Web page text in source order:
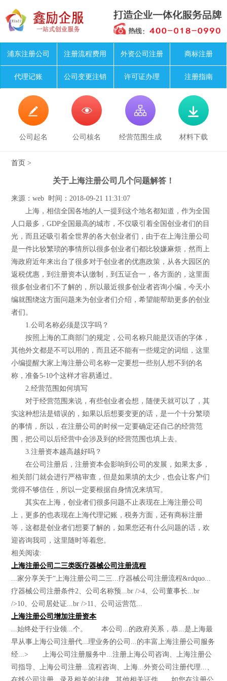
浦东注册公司 注册流程费用 外资公司注册 商标注册
代理记账 公司变更注销 许可证办理 注册指南

公司起名

公司核名

经营范围生成

材料下载
首页 >
关于上海注册公司几个问题解答！
来源：web 时间：2018-09-21 11:31:07
上海，相信全国各地的人一提到这个地名都知道，作为全国
人口最多，GDP全国最高的城市，不仅吸引着全国创业者们的目
光，而且还吸引着全世界的各大创业者们，由于在上海注册公司
是一件比较繁琐的事情所以很多创业者们都比较嫌麻烦，然而上
海政府近年来出台了很多对于创业者的优惠政策，从各大园区的
返税优惠，到注册资本认缴制，到五证合一，各方面的，这里面
很多创业者们不了解的，所以最近很多创业者咨询小编，今天小
编就围绕这方面问题来为创业者们介绍，希望能帮助更多的创业
者们。
1.公司名称必须是汉字吗？
按照上海的工商部门的规定，公司名称只能是汉语的字体，
其他外文都是不可以用的，而且还不能有一些规定的词组，这里
小编提醒大家上海注册公司名称一定要想一些别人想不到的名
称，准备5-10个这样才容易通过。
2.经营范围如何填写
对于经营范围来说，有些创业者会想，随便天就可以了，其
实这种想法是错误的，如果以后想要变更的话，是一个十分繁琐
的事情，所以，在注册公司的时候一定要确定还自己的经营范
围，把公司以后经营中会涉及到的经营范围也填上去。
3.注册资本越高越好吗？
在公司注册后，注册资本会影响到公司的发展，如果太多，
相关部门就会进行严格审查，但是如果填的太少，也会让客户们
觉得不够信任，所以一定要根据自身情况来填写。
其实在上海，创业者们很多问题不止表现在上海注册公司
上，更多的也表现在上海代理记账，税务方面，还有商标注册
等，这都是创业者们想要了解的，如果您还有什么问题的话，欢
迎咨询我司，这里随时等着您。
相关阅读:
上海注册公司二三类医疗器械公司注册流程
...家分享关于“上海注册公司二三...疗器械公司注册流程&rdquo...
疗器械公司注册条件2、公司名称预...br />4、公司董事长...br
/>10、公司居处证...br />11、公司运营范...
上海注册公司增加注册资本
...始终处于行业领...个。 本公司...的政府关系，恭...是上海最
早从事上海公司注册代...理业务的公司...的丰富上海注册公司服务
经...> 上海公司注册服务中...注册上海公司咨询、上海注册公
司指导、上海公司注册...流程咨询、上海...外资公司注册代理...、